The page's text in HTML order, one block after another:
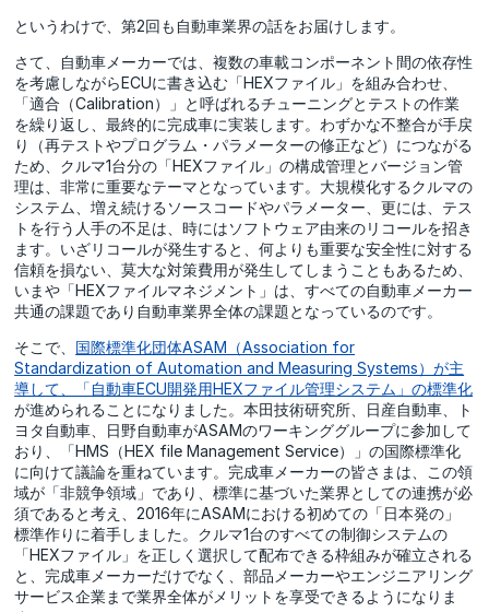
というわけで、第2回も自動車業界の話をお届けします。
さて、自動車メーカーでは、複数の車載コンポーネント間の依存性
を考慮しながらECUに書き込む「HEXファイル」を組み合わせ、
「適合（Calibration）」と呼ばれるチューニングとテストの作業
を繰り返し、最終的に完成車に実装します。わずかな不整合が手戻
り（再テストやプログラム・パラメーターの修正など）につながる
ため、クルマ1台分の「HEXファイル」の構成管理とバージョン管
理は、非常に重要なテーマとなっています。大規模化するクルマの
システム、増え続けるソースコードやパラメーター、更には、テス
トを行う人手の不足は、時にはソフトウェア由来のリコールを招き
ます。いざリコールが発生すると、何よりも重要な安全性に対する
信頼を損ない、莫大な対策費用が発生してしまうこともあるため、
いまや「HEXファイルマネジメント」は、すべての自動車メーカー
共通の課題であり自動車業界全体の課題となっているのです。
そこで、 国際標準化団体ASAM（Association for
Standardization of Automation and Measuring Systems）が主
導して、「自動車ECU開発用HEXファイル管理システム」の標準化
が進められることになりました。本田技術研究所、日産自動車、ト
ヨタ自動車、日野自動車がASAMのワーキンググループに参加して
おり、「HMS（HEX file Management Service）」の国際標準化
に向けて議論を重ねています。完成車メーカーの皆さまは、この領
域が「非競争領域」であり、標準に基づいた業界としての連携が必
須であると考え、2016年にASAMにおける初めての「日本発の」
標準作りに着手しました。クルマ1台のすべての制御システムの
「HEXファイル」を正しく選択して配布できる枠組みが確立される
と、完成車メーカーだけでなく、部品メーカーやエンジニアリング
サービス企業まで業界全体がメリットを享受できるようになりま